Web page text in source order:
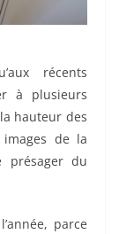
récents
à plusieurs
hauteur des
images de la
présager du
parce